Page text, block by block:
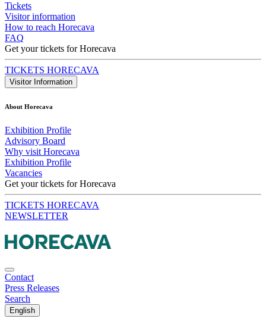
Tickets
Visitor information
How to reach Horecava
FAQ
Get your tickets for Horecava
TICKETS HORECAVA
Visitor Information
About Horecava
Exhibition Profile
Advisory Board
Why visit Horecava
Exhibition Profile
Vacancies
Get your tickets for Horecava
TICKETS HORECAVA
NEWSLETTER
Contact
Press Releases
Search
English